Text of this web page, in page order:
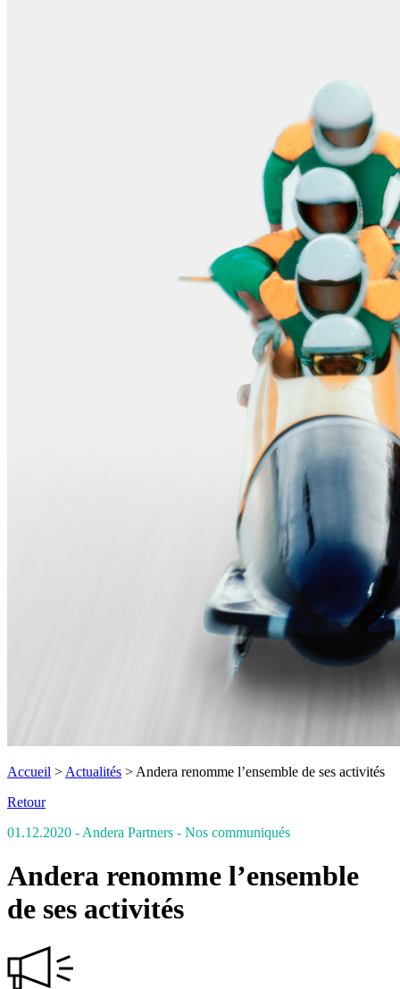
Accueil > Actualités > Andera renomme l’ensemble de ses activités
Retour
01.12.2020 - Andera Partners - Nos communiqués
Andera renomme l’ensemble
de ses activités